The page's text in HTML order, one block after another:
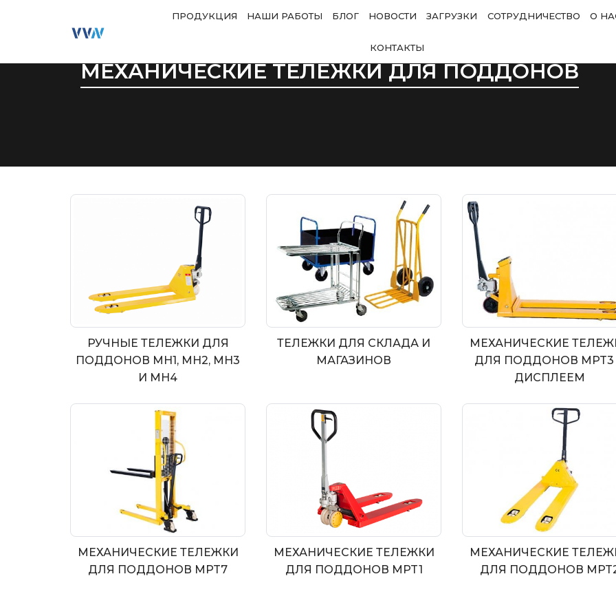
ПРОДУКЦИЯ НАШИ РАБОТЫ БЛОГ НОВОСТИ ЗАГРУЗКИ СОТРУДНИЧЕСТВО О
КОНТАКТЫ
МЕХАНИЧЕСКИЕ ТЕЛЕЖКИ ДЛЯ ПОДДОНОВ
РУЧНЫЕ ТЕЛЕЖКИ ДЛЯ
ПОДДОНОВ MH1, MH2, MH3
И MH4
ТЕЛЕЖКИ ДЛЯ СКЛАДА И
МАГАЗИНОВ
МЕХАНИЧЕСКИЕ
ДЛЯ ПОДДОНОВ MPT3
ДИСПЛЕЕМ
МЕХАНИЧЕСКИЕ ТЕЛЕЖКИ
ДЛЯ ПОДДОНОВ MPT7
МЕХАНИЧЕСКИЕ ТЕЛЕЖКИ
ДЛЯ ПОДДОНОВ MPT1
МЕХАНИЧЕСКИЕ
ДЛЯ ПОДДОНОВ